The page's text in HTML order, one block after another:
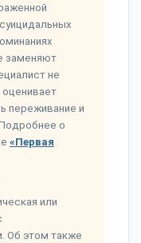
заменяют
не
оценивает
переживание и
о
«Первая
или
Об этом также